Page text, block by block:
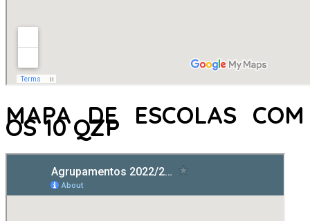
MAPA DE ESCOLAS COM
OS 10 QZP